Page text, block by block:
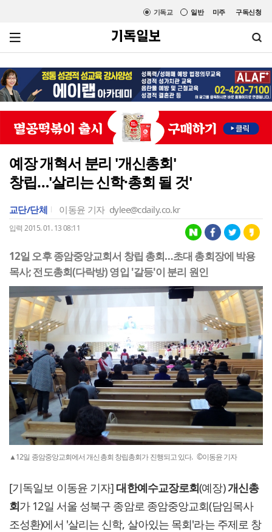
미주 구독신청
일반
기독교
예장 개혁서 분리 '개신총회'
창립…'살리는 신학·총회 될 것'
교단/단체 이동윤 기자 dylee@cdaily.co.kr
입력 2015. 01. 13 08:11
12일 오후 종암중앙교회서 창립 총회…초대 총회장에 박용
목사; 전도총회(다락방) 영입 '갈등'이 분리 원인
▲12일 종암중앙교회에서 개신총회 창립총회가 진행되고 있다. ©이동윤 기자
[기독일보 이동윤 기자] 대한예수교장로회(예장)개신총
회가 12일 서울 성북구 종암로 종암중앙교회(담임목사
조성환)에서 '살리는 신학, 살아있는 목회'라는 주제로 창